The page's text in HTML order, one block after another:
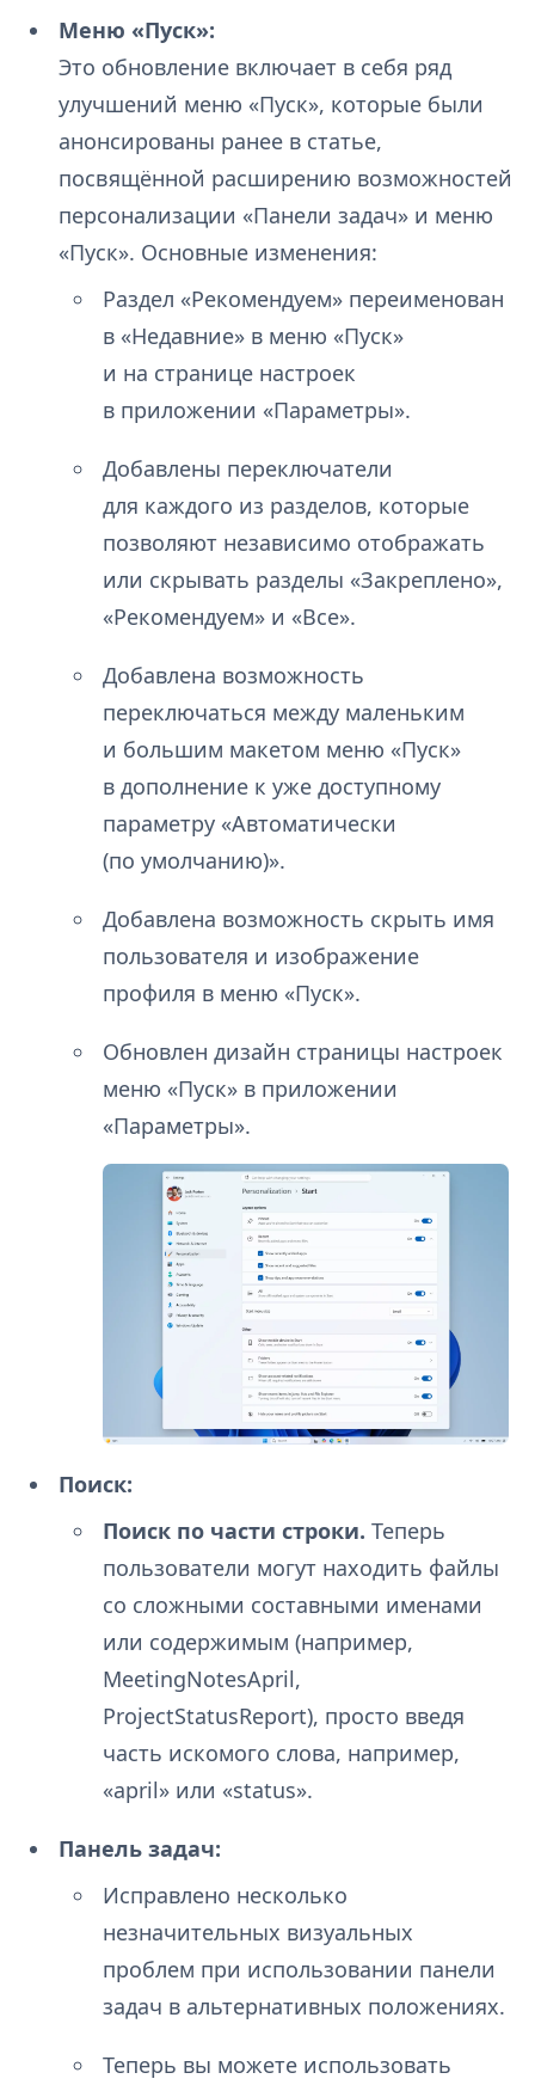
Меню «Пуск»:
Это обновление включает в себя ряд
улучшений меню «Пуск», которые были
анонсированы ранее в статье,
посвящённой расширению возможностей
персонализации «Панели задач» и меню
«Пуск». Основные изменения:
Раздел «Рекомендуем» переименован
в «Недавние» в меню «Пуск»
и на странице настроек
в приложении «Параметры».
Добавлены переключатели
для каждого из разделов, которые
позволяют независимо отображать
или скрывать разделы «Закреплено»,
«Рекомендуем» и «Все».
Добавлена возможность
переключаться между маленьким
и большим макетом меню «Пуск»
в дополнение к уже доступному
параметру «Автоматически
(по умолчанию)».
Добавлена возможность скрыть имя
пользователя и изображение
профиля в меню «Пуск».
Обновлен дизайн страницы настроек
меню «Пуск» в приложении
«Параметры».
Поиск:
Поиск по части строки. Теперь
пользователи могут находить файлы
со сложными составными именами
или содержимым (например,
MeetingNotesApril,
ProjectStatusReport), просто введя
часть искомого слова, например,
«april» или «status».
Панель задач:
Исправлено несколько
незначительных визуальных
проблем при использовании панели
задач в альтернативных положениях.
Теперь вы можете использовать